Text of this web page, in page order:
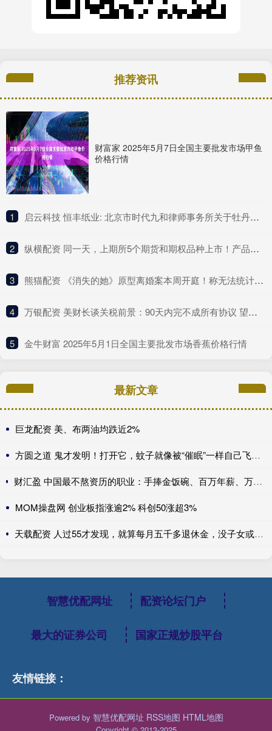
推荐资讯
财富家 2025年5月7日全国主要批发市场甲鱼
价格行情
1 ​启云科技 恒丰纸业: 北京市时代九和律师事务所关于牡丹江恒丰纸业股份有限公司发行股份购买资产暨关联交易之补充法律意见书（一）内容摘要
2 ​纵横配资 同一天，上期所5个期货和期权品种上市！产品体系持续完善
3 ​熊猫配资 《消失的她》原型离婚案本周开庭！称无法统计医疗次数和金额
4 ​万银配资 美财长谈关税前景：90天内完不成所有协议 望与中方达成重大进展！
5 ​金牛财富 2025年5月1日全国主要批发市场香蕉价格行情
最新文章
巨龙配资 美、布两油均跌近2%
方圆之道 鬼才发明！打开它，蚊子就像被“催眠”一样自己飞进去送死
财汇盈 中国最不熬资历的职业：手捧金饭碗、百万年薪、万亿市场，不看经验、新人辈出？
MOM操盘网 创业板指涨逾2% 科创50涨超3%
天载配资 人过55才发现，就算每月五千多退休金，没子女或子女不成器，养老也只能做梦
智慧优配网址 配资论坛门户
最大的证券公司 国家正规炒股平台
友情链接：
Powered by 智慧优配网址 RSS地图 HTML地图